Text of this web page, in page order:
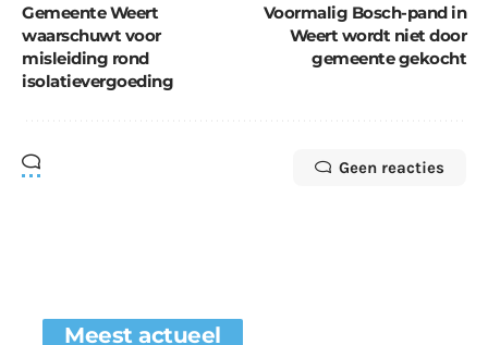
Gemeente Weert
waarschuwt voor
misleiding rond
isolatievergoeding
Voormalig Bosch-pand in
Weert wordt niet door
gemeente gekocht
Geen reacties
Meest actueel